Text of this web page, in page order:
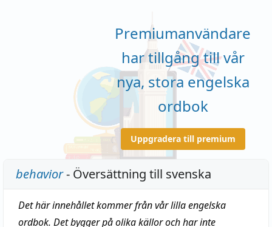
Premiumanvändare
har tillgång till vår
nya, stora engelska
ordbok
Uppgradera till premium
behavior- Översättning till svenska
Det här innehållet kommer från vår lilla engelska
ordbok. Det bygger på olika källor och har inte